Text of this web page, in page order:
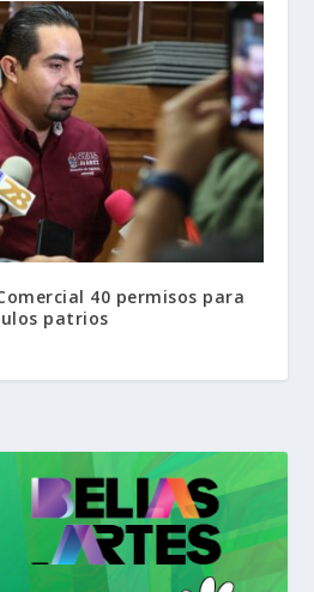
40 permisos para
patrios